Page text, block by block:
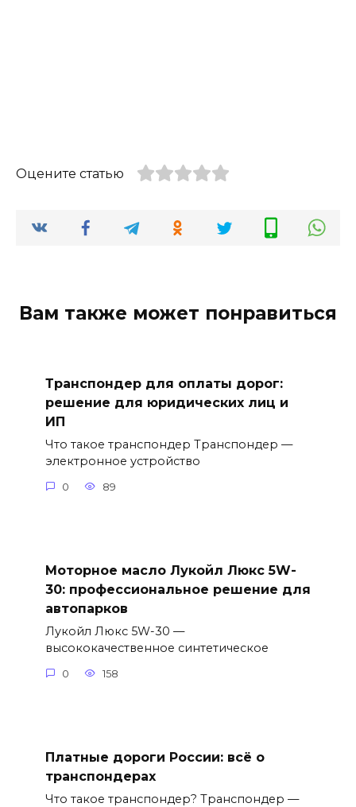
Оцените статью
Вам также может понравиться
Транспондер для оплаты дорог:
решение для юридических лиц и
ИП
Что такое транспондер Транспондер —
электронное устройство
0 89
Моторное масло Лукойл Люкс 5W-
30: профессиональное решение для
автопарков
Лукойл Люкс 5W-30 —
высококачественное синтетическое
0 158
Платные дороги России: всё о
транспондерах
Что такое транспондер? Транспондер —